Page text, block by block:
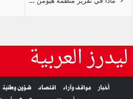
ليدرز العربية
أخبار مواقف وآراء اقتصاد شؤون وطنية